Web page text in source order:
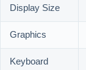
Display Size
Graphics
Keyboard